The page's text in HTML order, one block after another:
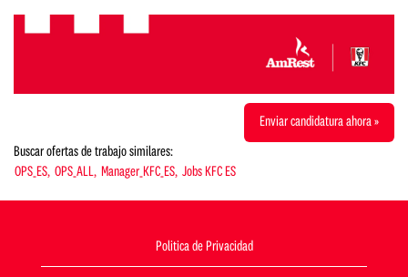
Enviar candidatura ahora »
Buscar ofertas de trabajo similares:
OPS_ES, OPS_ALL, Manager_KFC_ES, Jobs KFC ES
Politica de Privacidad